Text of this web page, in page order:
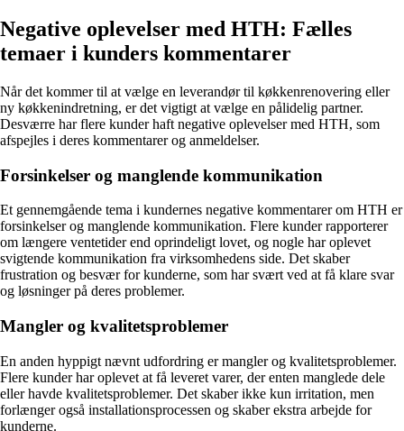
Negative oplevelser med HTH: Fælles
temaer i kunders kommentarer
Når det kommer til at vælge en leverandør til køkkenrenovering eller
ny køkkenindretning, er det vigtigt at vælge en pålidelig partner.
Desværre har flere kunder haft negative oplevelser med HTH, som
afspejles i deres kommentarer og anmeldelser.
Forsinkelser og manglende kommunikation
Et gennemgående tema i kundernes negative kommentarer om HTH er
forsinkelser og manglende kommunikation. Flere kunder rapporterer
om længere ventetider end oprindeligt lovet, og nogle har oplevet
svigtende kommunikation fra virksomhedens side. Det skaber
frustration og besvær for kunderne, som har svært ved at få klare svar
og løsninger på deres problemer.
Mangler og kvalitetsproblemer
En anden hyppigt nævnt udfordring er mangler og kvalitetsproblemer.
Flere kunder har oplevet at få leveret varer, der enten manglede dele
eller havde kvalitetsproblemer. Det skaber ikke kun irritation, men
forlænger også installationsprocessen og skaber ekstra arbejde for
kunderne.